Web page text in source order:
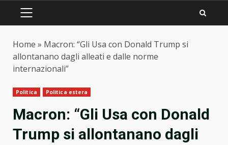
PRIMARY
Home » Macron: “Gli Usa con Donald Trump si
allontanano dagli alleati e dalle norme
internazionali”
Politica Politica estera
Macron: “Gli Usa con Donald
Trump si allontanano dagli